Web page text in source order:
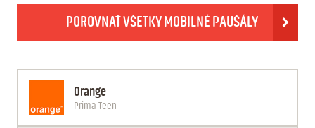
POROVNAŤ VŠETKY MOBILNÉ PAUŠÁLY
Orange
Prima Teen